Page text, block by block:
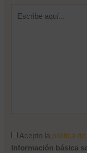
Acepto la política
Información básica